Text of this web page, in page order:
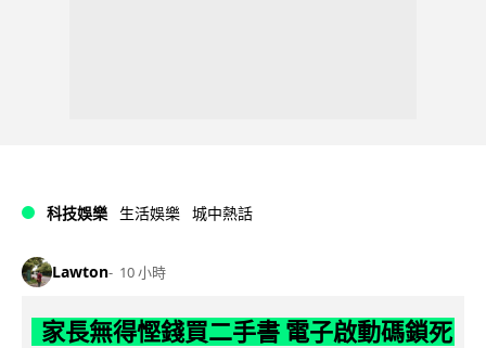
科技娛樂 生活娛樂 城中熱話
Lawton 10 小時
家長無得慳錢買二手書 電子啟動碼鎖死